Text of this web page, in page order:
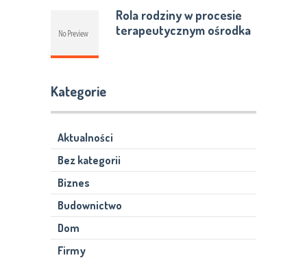
Rola rodziny w procesie
terapeutycznym ośrodka
Kategorie
Aktualności
Bez kategorii
Biznes
Budownictwo
Dom
Firmy